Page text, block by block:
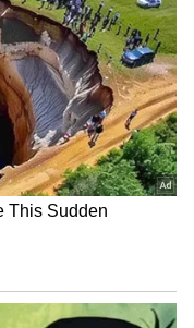
ಮೋದಿ-